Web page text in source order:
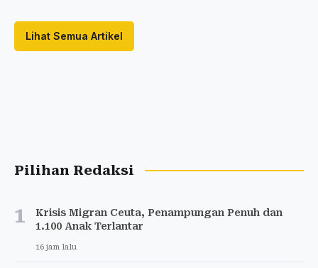
Lihat Semua Artikel
Pilihan Redaksi
1
Krisis Migran Ceuta, Penampungan Penuh dan
1.100 Anak Terlantar
16 jam lalu